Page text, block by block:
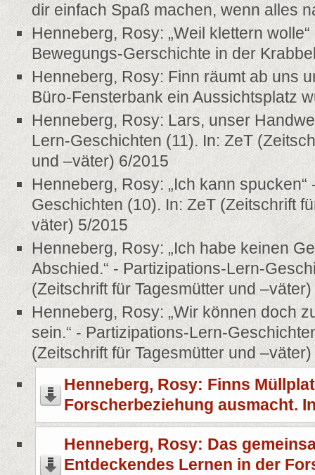
dir einfach Spaß machen, wenn alles
Henneberg, Rosy: „Weil klettern
Bewegungs-Gerschichte in der
Henneberg, Rosy: Finn räumt ab uns
Büro-Fensterbank ein Aussichtsplatz
Henneberg, Rosy: Lars, unser
Lern-Geschichten (11). In: ZeT
und –väter) 6/2015
Henneberg, Rosy: „Ich kann
Geschichten (10). In: ZeT (Zeitschrift
väter) 5/2015
Henneberg, Rosy: „Ich habe keinen
Abschied.“ - Partizipations-Lern-
(Zeitschrift für Tagesmütter und
Henneberg, Rosy: „Wir können doch
sein.“ - Partizipations-Lern-
(Zeitschrift für Tagesmütter und
Henneberg, Rosy: Finns
Forscherbeziehung ausmacht.
Henneberg, Rosy: Das
Entdeckendes Lernen in der